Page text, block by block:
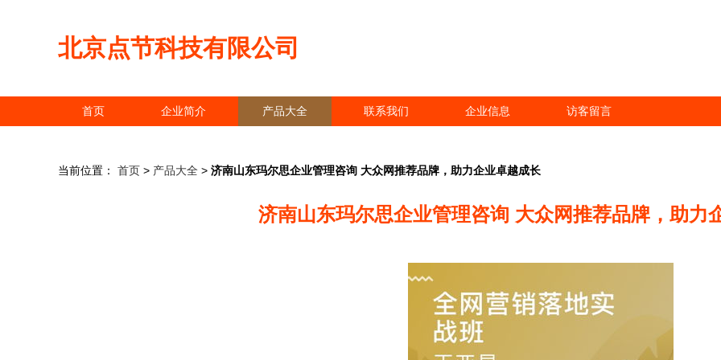
北京点节科技有限公司
首页 企业简介 产品大全 联系我们 企业信息 访客留言
当前位置： 首页 > 产品大全 > 济南山东玛尔思企业管理咨询 大众网推荐品牌，助力企业卓越成长
济南山东玛尔思企业管理咨询 大众网推荐品牌，助力